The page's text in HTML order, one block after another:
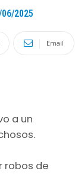
2025
Email
a un
robos de